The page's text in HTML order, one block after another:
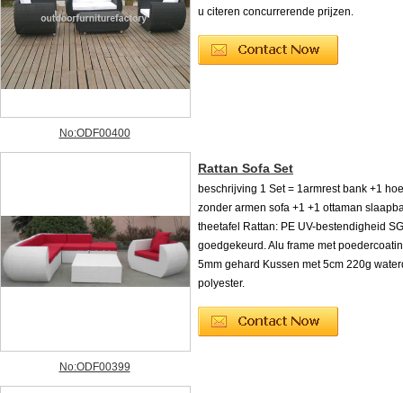
No:ODF00400
u citeren concurrerende prijzen.
No:ODF00399
Rattan Sofa Set
beschrijving 1 Set = 1armrest bank +1
zonder armen sofa +1 +1 ottaman
theetafel Rattan: PE UV-bestendigheid
goedgekeurd. Alu frame met
5mm gehard Kussen met 5cm 220g
polyester.